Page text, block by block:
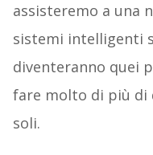
assisteremo a una
sistemi intelligenti
diventeranno quei
fare molto di più di
soli.